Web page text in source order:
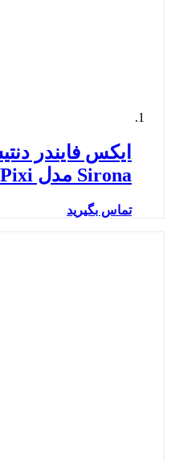
Sirona مدل Propex Pixi
تماس بگیرید